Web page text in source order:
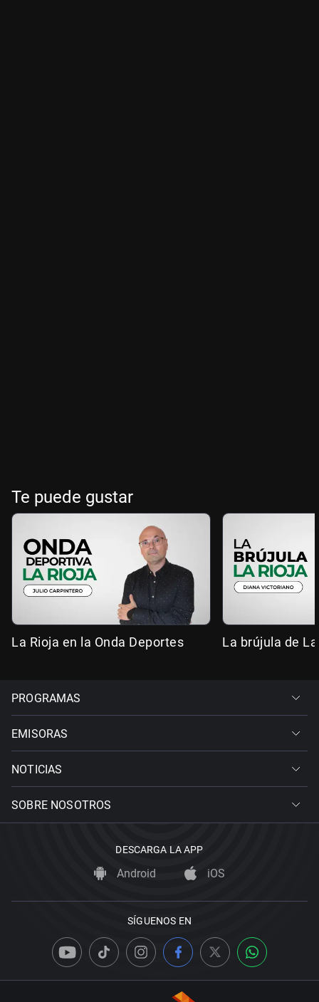
Te puede gustar
La Rioja en la Onda Deportes La brújula de
PROGRAMAS
EMISORAS
NOTICIAS
SOBRE NOSOTROS
DESCARGA LA APP
Android iOS
SÍGUENOS EN